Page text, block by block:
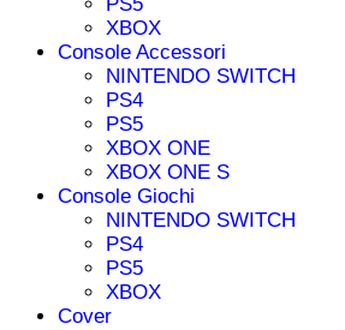
XBOX
Console Accessori
NINTENDO SWITCH
PS4
PS5
XBOX ONE
XBOX ONE S
Console Giochi
NINTENDO SWITCH
PS4
PS5
XBOX
Cover